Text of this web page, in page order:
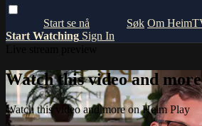
Om
Start Watching Sign In
Watch this video and
Watch this video and more on Heim Play